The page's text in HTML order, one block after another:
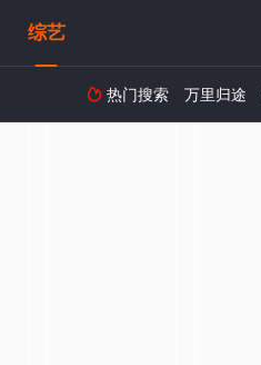
综艺
 热门搜索 万里归途